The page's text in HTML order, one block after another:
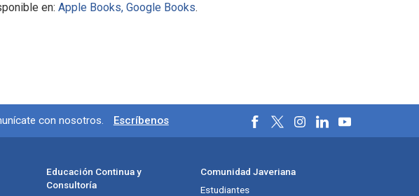
en: Apple Books, Google Books.
sociales
con nosotros. Escríbenos
Educación Continua y
Consultoría
Comunidad Javeriana
Estudiantes